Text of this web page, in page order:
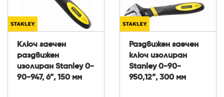
Ключ гаечен
раздвижен
изолиран Stanley 0-
90-947, 6”, 150 мм
Раздвижен гаечен
ключ изолиран
Stanley 0-90-
950,12”, 300 мм